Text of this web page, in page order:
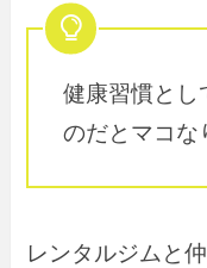
健康習慣とし
のだとマコな
レンタルジムと